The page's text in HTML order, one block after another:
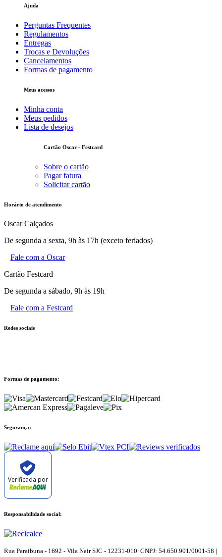
Ajuda
Perguntas Frequentes
Regulamentos
Entregas
Trocas e Devoluções
Cancelamentos
Formas de pagamento
Meus acessos
Minha conta
Meus pedidos
Lista de desejos
Cartão Oscar - Festcard
Sobre o cartão
Pagar fatura
Solicitar cartão
Horário de atendimento
Oscar Calçados
De segunda a sexta, 9h às 17h (exceto feriados)
Fale com a Oscar
Cartão Festcard
De segunda a sábado, 9h às 19h
Fale com a Festcard
Redes sociais
Formas de pagamento:
Segurança:
Verificada por
Responsabilidade social:
Rua Paraibuna - 1692 - Vila Nair SJC - 12231-010. CNPJ: 54.650.901/0001-58 |